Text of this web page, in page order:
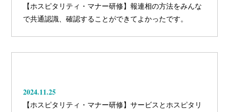
【ホスピタリティ・マナー研修】報連相の方法をみんな
で共通認識、確認することができてよかったです。
2024.11.25
【ホスピタリティ・マナー研修】サービスとホスピタリ